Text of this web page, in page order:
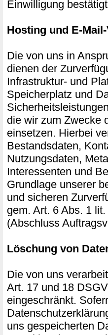
Einwilligung
Hosting und E-
Die von uns in
dienen der
Infrastruktur- und
Speicherplatz und
die wir zum Zwecke
einsetzen. Hierbei
Bestandsdaten,
Nutzungsdaten,
Interessenten und
Grundlage unserer
und sicheren
gem. Art. 6 Abs. 1
(Abschluss
Löschung von
Die von uns
Art. 17 und 18
eingeschränkt.
uns gespeicherten